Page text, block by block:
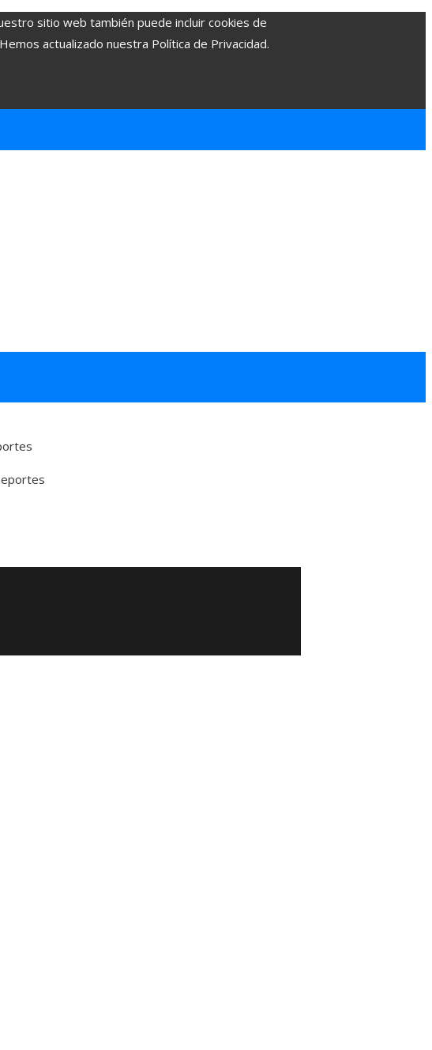
sitio web también puede incluir cookies de
actualizado nuestra Política de Privacidad.